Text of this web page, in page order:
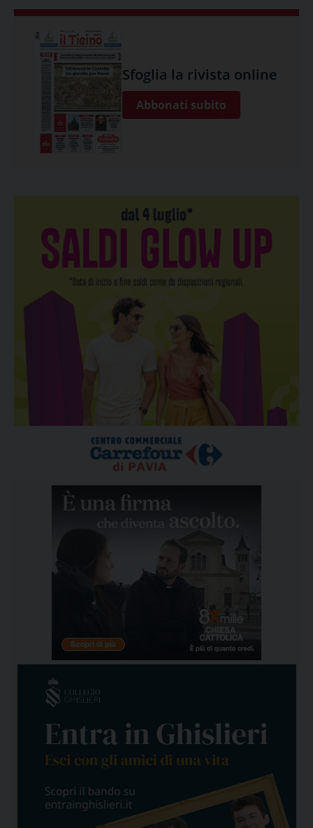
Sfoglia la rivista online
Abbonati subito